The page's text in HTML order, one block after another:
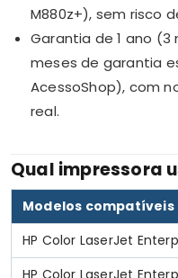
M880z+), sem risco
Garantia de 1 ano
meses de garantia
AcessoShop), com
real.
Qual impressora
Modelos compatíveis
HP Color LaserJet
HP Color LaserJet